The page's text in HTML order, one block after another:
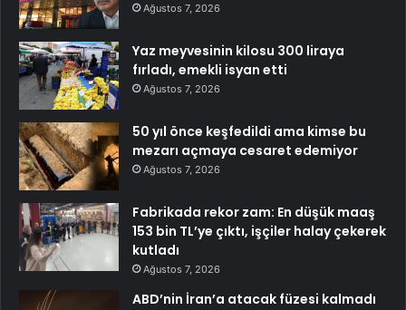
Ağustos 7, 2026
Yaz meyvesinin kilosu 300 liraya
fırladı, emekli isyan etti
Ağustos 7, 2026
50 yıl önce keşfedildi ama kimse bu
mezarı açmaya cesaret edemiyor
Ağustos 7, 2026
Fabrikada rekor zam: En düşük maaş
153 bin TL’ye çıktı, işçiler halay çekerek
kutladı
Ağustos 7, 2026
ABD’nin İran’a atacak füzesi kalmadı